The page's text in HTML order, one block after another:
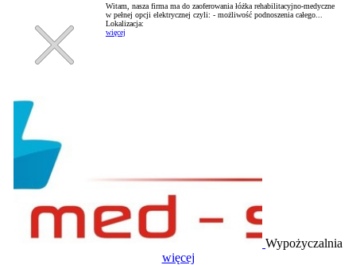
Witam, nasza firma ma do zaoferowania łóżka rehabilitacyjno-medyczne
w pełnej opcji elektrycznej czyli: - możliwość podnoszenia całego...
Lokalizacja:
więcej
Wypożyczalnia
więcej